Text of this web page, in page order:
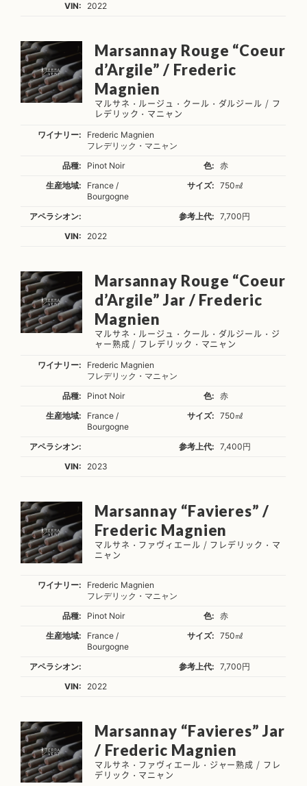
VIN:
2022
Marsannay Rouge “Coeur
d’Argile” / Frederic
Magnien
マルサネ・ルージュ・クール・ダルジール / フ
レデリック・マニャン
ワイナリー:
Frederic Magnien
フレデリック・マニャン
品種:
Pinot Noir 色:
赤
生産地域:
France /
Bourgogne
サイズ: 750㎖
アペラシオン: 参考上代:
7,700円
VIN:
2022
Marsannay Rouge “Coeur
d’Argile” Jar / Frederic
Magnien
マルサネ・ルージュ・クール・ダルジール・ジ
ャー熟成 / フレデリック・マニャン
ワイナリー:
Frederic Magnien
フレデリック・マニャン
品種:
Pinot Noir 色:
赤
生産地域:
France /
Bourgogne
サイズ: 750㎖
アペラシオン: 参考上代:
7,400円
VIN:
2023
Marsannay “Favieres” /
Frederic Magnien
マルサネ・ファヴィエール / フレデリック・マ
ニャン
ワイナリー:
Frederic Magnien
フレデリック・マニャン
品種:
Pinot Noir 色:
赤
生産地域:
France /
Bourgogne
サイズ: 750㎖
アペラシオン: 参考上代:
7,700円
VIN:
2022
Marsannay “Favieres” Jar
/ Frederic Magnien
マルサネ・ファヴィエール・ジャー熟成 / フレ
デリック・マニャン